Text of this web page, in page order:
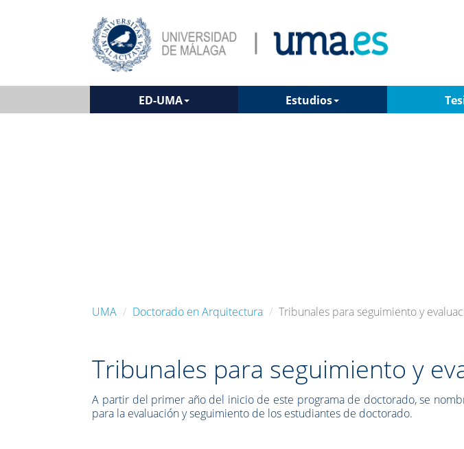
ED-UMA Estudios
UMA Doctorado en Arquitectura Tribunales para seguimiento y
Tribunales para seguimiento y
A partir del primer año del inicio de este programa de doctorado, se
para la evaluación y seguimiento de los estudiantes de doctorado.